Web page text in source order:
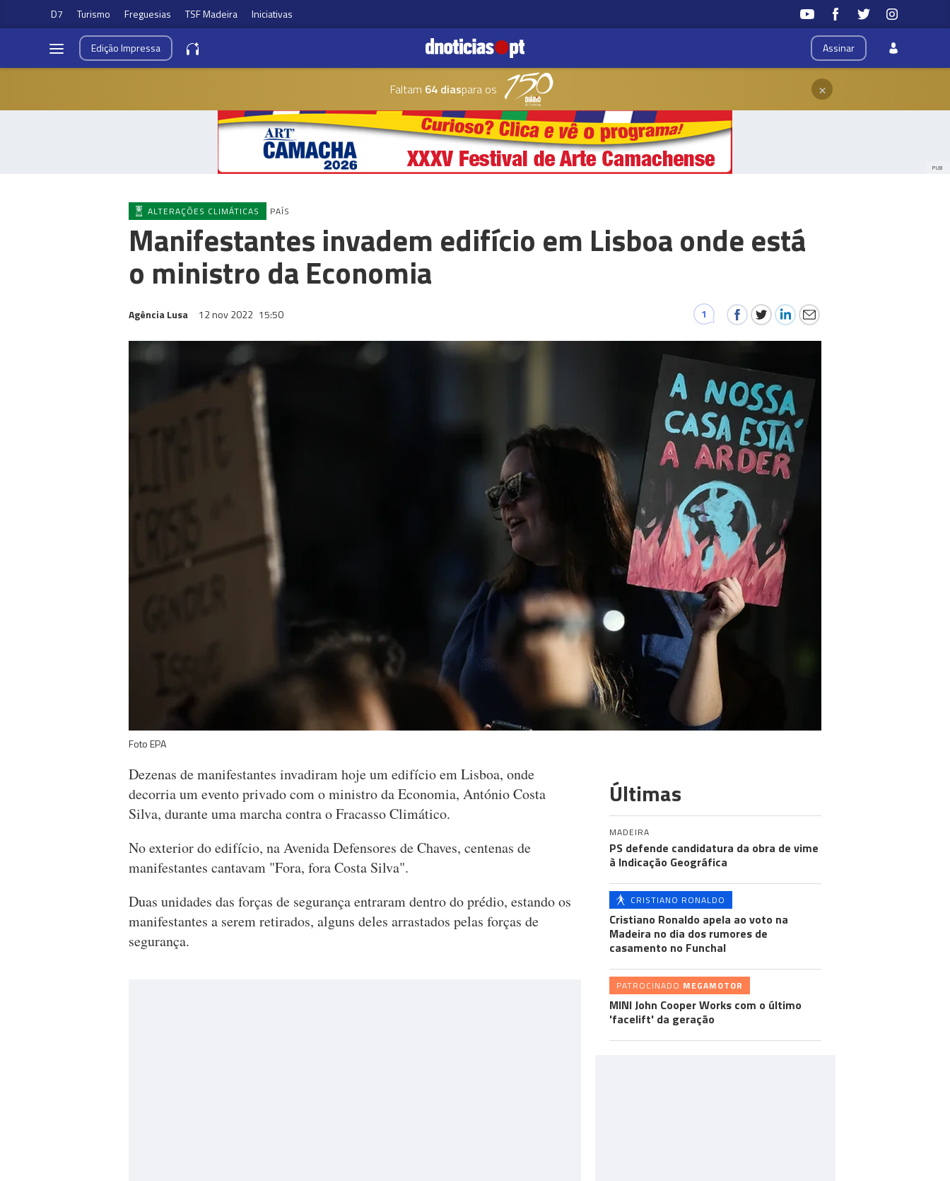
D7 Turismo Freguesias TSF Madeira Iniciativas
Assinar
EdiçãoImpressa
Faltam 64 diaspara os ×
PUB
ALTERAÇÕES CLIMÁTICAS PAÍS
Manifestantes invadem edifício em Lisboa onde está
o ministro da Economia
Agência Lusa 12 nov 2022 15:50 1
Foto EPA
Dezenas de manifestantes invadiram hoje um edifício em Lisboa, onde
decorria um evento privado com o ministro da Economia, António Costa
Silva, durante uma marcha contra o Fracasso Climático.
No exterior do edifício, na Avenida Defensores de Chaves, centenas de
manifestantes cantavam "Fora, fora Costa Silva".
Duas unidades das forças de segurança entraram dentro do prédio, estando os
manifestantes a serem retirados, alguns deles arrastados pelas forças de
segurança.
Últimas
MADEIRA
PS defende candidatura da obra de vime
à Indicação Geográfica
CRISTIANO RONALDO
Cristiano Ronaldo apela ao voto na
Madeira no dia dos rumores de
casamento no Funchal
PATROCINADO MEGAMOTOR
MINI John Cooper Works com o último
'facelift' da geração